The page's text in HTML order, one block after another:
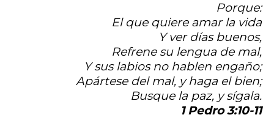
Porque:
El que quiere amar la vida
Y ver días buenos,
Refrene su lengua de mal,
Y sus labios no hablen engaño;
Apártese del mal, y haga el bien;
Busque la paz, y sígala.
1 Pedro 3:10-11